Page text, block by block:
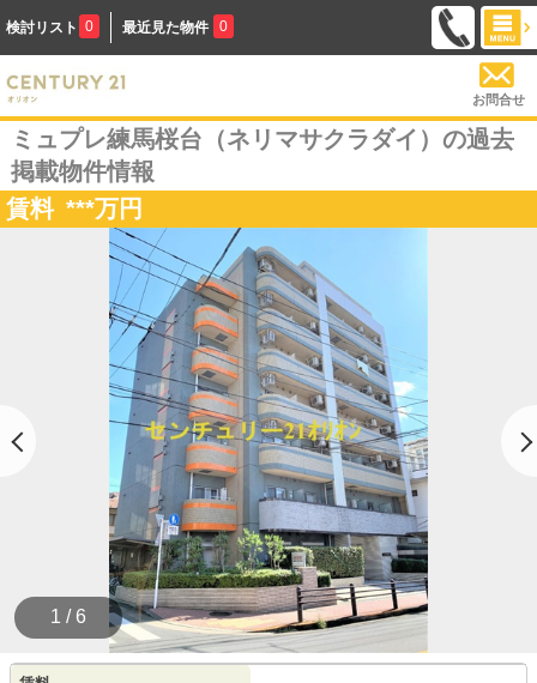
検討リスト 0 最近見た物件 0
お問合せ
ミュプレ練馬桜台（ネリマサクラダイ）の過去
掲載物件情報
賃料 ***万円
1 / 6